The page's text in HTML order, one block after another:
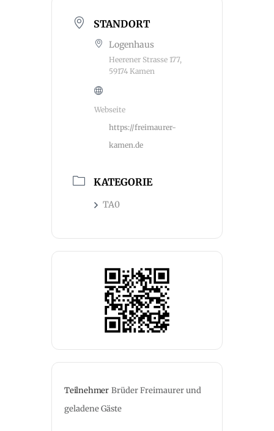
STANDORT
Logenhaus
Heerener Strasse 177,
59174 Kamen
Webseite
https://freimaurer-
kamen.de
KATEGORIE
TA0
Teilnehmer Brüder Freimaurer und
geladene Gäste